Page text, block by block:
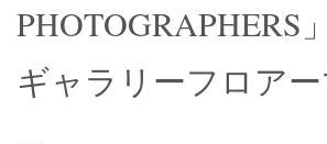
PHOTOGRAPHERS
ギャラリーフロア